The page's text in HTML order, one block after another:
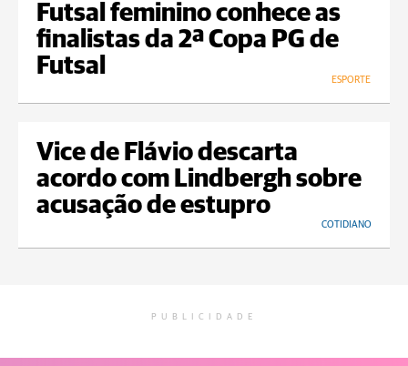
Futsal feminino conhece as
finalistas da 2ª Copa PG de
Futsal
ESPORTE
Vice de Flávio descarta
acordo com Lindbergh sobre
acusação de estupro
COTIDIANO
PUBLICIDADE